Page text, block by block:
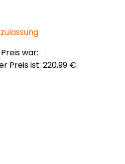
war:
Preis ist: 220,99 €.